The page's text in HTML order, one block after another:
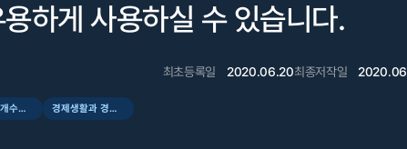
하게 사용하실 수 있습니다.
최초등록일 2020.06.20최종저작일 2020.06
사회과 공개수업지도안 경제생활과 경제문제 수업지도안